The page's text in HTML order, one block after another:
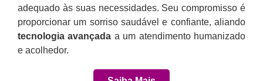
adequado às suas necessidades. Seu compromisso é
proporcionar um sorriso saudável e confiante, aliando
tecnologia avançada a um atendimento humanizado
e acolhedor.